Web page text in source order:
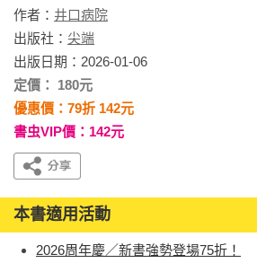
作者： 井口病院
出版社： 尖端
出版日期：2026-01-06
定價： 180元
優惠價：79折 142元
書虫VIP價：142元
本書適用活動
2026周年慶／新書強勢登場75折！